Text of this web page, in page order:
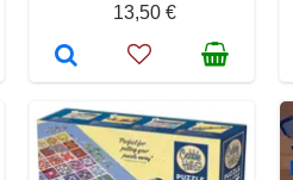
13,50 €